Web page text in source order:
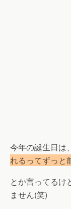
今年の誕生日は、
れるってずっと
とか言ってるけ
ません(笑)